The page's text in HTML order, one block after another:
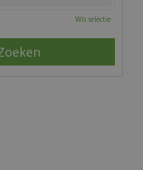
Wis selectie